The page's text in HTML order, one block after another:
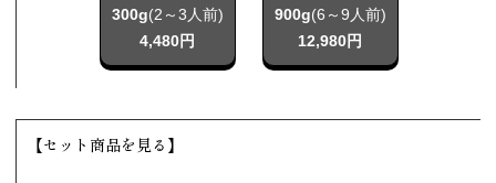
300g(2～3人前)
4,480円
900g(6～9人前)
12,980円
【セット商品を見る】